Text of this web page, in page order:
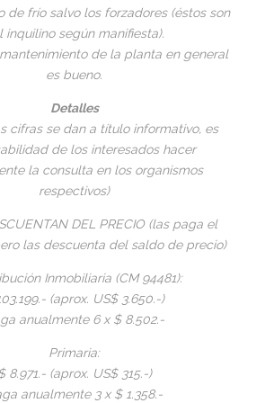
de frío salvo los forzadores (éstos son
inquilino según manifiesta).
de la planta en general
es bueno.
Detalles
cifras se dan a título informativo, es
de los interesados hacer
la consulta en los organismos
respectivos)
DEL PRECIO (las paga el
las descuenta del saldo de precio)
Inmobiliaria (CM 94481):
(aprox. US$ 3.650.-)
anualmente 6 x $ 8.502.-
Primaria:
8.971.- (aprox. US$ 315.-)
anualmente 3 x $ 1.358.-